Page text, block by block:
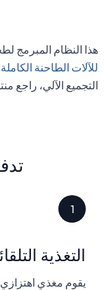
هذا النظام المبرمج
للآلات الطاحنة
التجميع الآلي، راجع
1
التغذية
يقوم مغذي